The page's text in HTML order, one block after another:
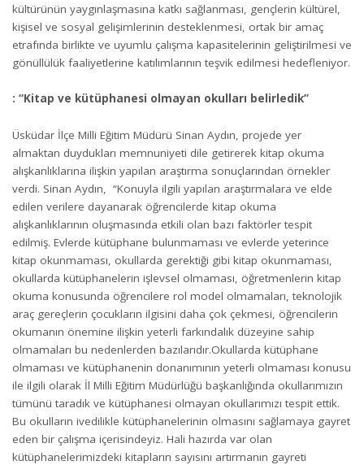
kültürünün yaygınlaşmasına katkı sağlanması, gençlerin kültürel,
kişisel ve sosyal gelişimlerinin desteklenmesi, ortak bir amaç
etrafında birlikte ve uyumlu çalışma kapasitelerinin geliştirilmesi ve
gönüllülük faaliyetlerine katılımlarının teşvik edilmesi hedefleniyor.
: “Kitap ve kütüphanesi olmayan okulları belirledik”
Üsküdar İlçe Milli Eğitim Müdürü Sinan Aydın, projede yer
almaktan duydukları memnuniyeti dile getirerek kitap okuma
alışkanlıklarına ilişkin yapılan araştırma sonuçlarından örnekler
verdi. Sinan Aydın, “Konuyla ilgili yapılan araştırmalara ve elde
edilen verilere dayanarak öğrencilerde kitap okuma
alışkanlıklarının oluşmasında etkili olan bazı faktörler tespit
edilmiş. Evlerde kütüphane bulunmaması ve evlerde yeterince
kitap okunmaması, okullarda gerektiği gibi kitap okunmaması,
okullarda kütüphanelerin işlevsel olmaması, öğretmenlerin kitap
okuma konusunda öğrencilere rol model olmamaları, teknolojik
araç gereçlerin çocukların ilgisini daha çok çekmesi, öğrencilerin
okumanın önemine ilişkin yeterli farkındalık düzeyine sahip
olmamaları bu nedenlerden bazılarıdır.Okullarda kütüphane
olmaması ve kütüphanenin donanımının yeterli olmaması konusu
ile ilgili olarak İl Milli Eğitim Müdürlüğü başkanlığında okullarımızın
tümünü taradık ve kütüphanesi olmayan okullarımızı tespit ettik.
Bu okulların ivedilikle kütüphanelerinin olmasını sağlamaya gayret
eden bir çalışma içerisindeyiz. Hali hazırda var olan
kütüphanelerimizdeki kitapların sayısını artırmanın gayreti